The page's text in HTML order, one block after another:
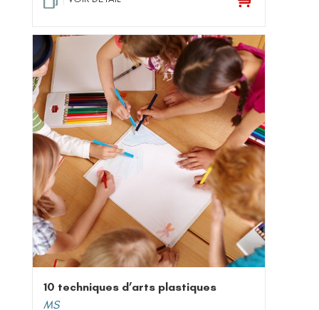
10 techniques d’arts plastiques
MS